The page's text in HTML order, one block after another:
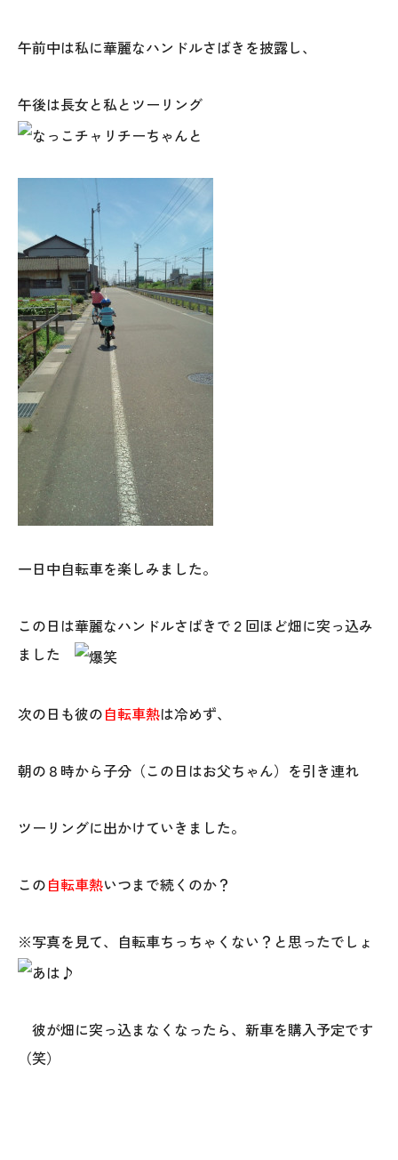
0120-470-456 (フリーダイヤル)
上越店
〒942-0072 新潟県上越市栄町2-11-40 1F
0120-696-711 (フリーダイヤル)
午前中は私に華麗なハンドルさばきを披露し、
午後は長女と私とツーリング
一日中自転車を楽しみました。
この日は華麗なハンドルさばきで２回ほど畑に突っ込み
ました
次の日も彼の自転車熱は冷めず、
朝の８時から子分（この日はお父ちゃん）を引き連れ
ツーリングに出かけていきました。
この自転車熱いつまで続くのか？
※写真を見て、自転車ちっちゃくない？と思ったでしょ
彼が畑に突っ込まなくなったら、新車を購入予定です
（笑）